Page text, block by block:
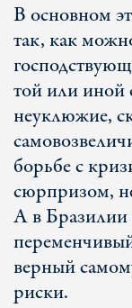
В основном
так, как
той или иной
неуклюжие,
борьбе с
сюрпризом,
А в Бразилии
верный
риски.